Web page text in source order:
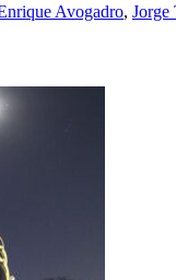
Avogadro, Jorge